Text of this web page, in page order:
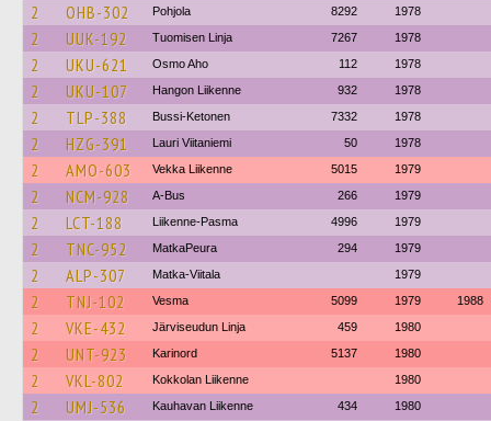
2 OHB-302 Pohjola 8292 1978
2 UUK-192 Tuomisen Linja 7267 1978
2 UKU-621 Osmo Aho 112 1978
2 UKU-107 Hangon Liikenne 932 1978
2 TLP-388 Bussi-Ketonen 7332 1978
2 HZG-391 Lauri Viitaniemi 50 1978
2 AMO-603 Vekka Liikenne 5015 1979
2 NCM-928 A-Bus 266 1979
2 LCT-188 Liikenne-Pasma 4996 1979
2 TNC-952 MatkaPeura 294 1979
2 ALP-307 Matka-Viitala 1979
2 TNJ-102 Vesma 5099 1979 1988
2 VKE-432 Järviseudun Linja 459 1980
2 UNT-923 Karinord 5137 1980
2 VKL-802 Kokkolan Liikenne 1980
2 UMJ-536 Kauhavan Liikenne 434 1980